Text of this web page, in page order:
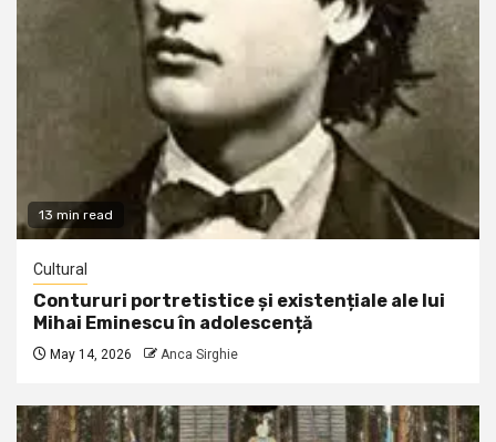
13 min read
Cultural
Contururi portretistice și existențiale ale lui
Mihai Eminescu în adolescență
May 14, 2026 Anca Sirghie